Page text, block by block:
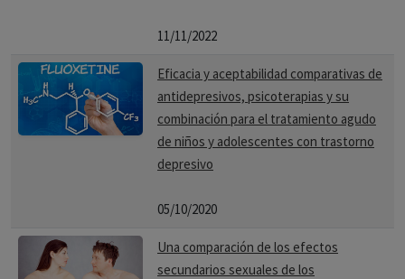
11/11/2022
Eficacia y aceptabilidad comparativas de
antidepresivos, psicoterapias y su
combinación para el tratamiento agudo
de niños y adolescentes con trastorno
depresivo
05/10/2020
Una comparación de los efectos
secundarios sexuales de los